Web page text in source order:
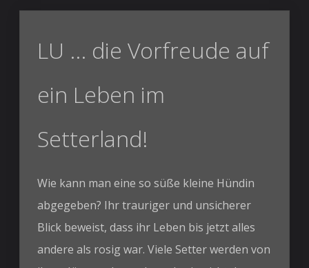
LU ... die Vorfreude auf
ein Leben im
Setterland!
Wie kann man eine so süße kleine Hündin
abgegeben? Ihr trauriger und unsicherer
Blick beweist, dass ihr Leben bis jetzt alles
andere als rosig war. Viele Setter werden von